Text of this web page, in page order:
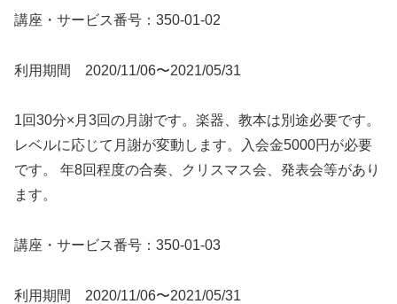
講座・サービス番号：350-01-02
利用期間 2020/11/06〜2021/05/31
1回30分×月3回の月謝です。楽器、教本は別途必要です。
レベルに応じて月謝が変動します。入会金5000円が必要
です。 年8回程度の合奏、クリスマス会、発表会等があり
ます。
講座・サービス番号：350-01-03
利用期間 2020/11/06〜2021/05/31